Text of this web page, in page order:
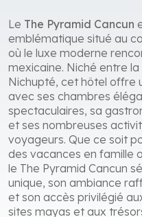
Le The Pyramid Cancun
emblématique situé au
où le luxe moderne
mexicaine. Niché entre
Nichupté, cet hôtel offre
avec ses chambres
spectaculaires, sa
et ses nombreuses
voyageurs. Que ce soit
des vacances en famille
le The Pyramid Cancun
unique, son ambiance
et son accès privilégié
sites mayas et aux